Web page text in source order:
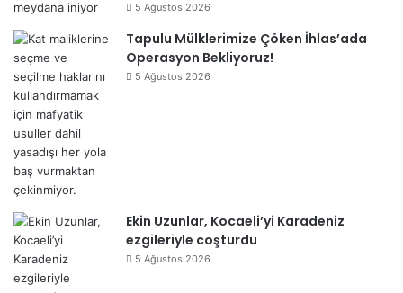
5 Ağustos 2026
Tapulu Mülklerimize Çöken İhlas’ada
Operasyon Bekliyoruz!
5 Ağustos 2026
Ekin Uzunlar, Kocaeli’yi Karadeniz
ezgileriyle coşturdu
5 Ağustos 2026